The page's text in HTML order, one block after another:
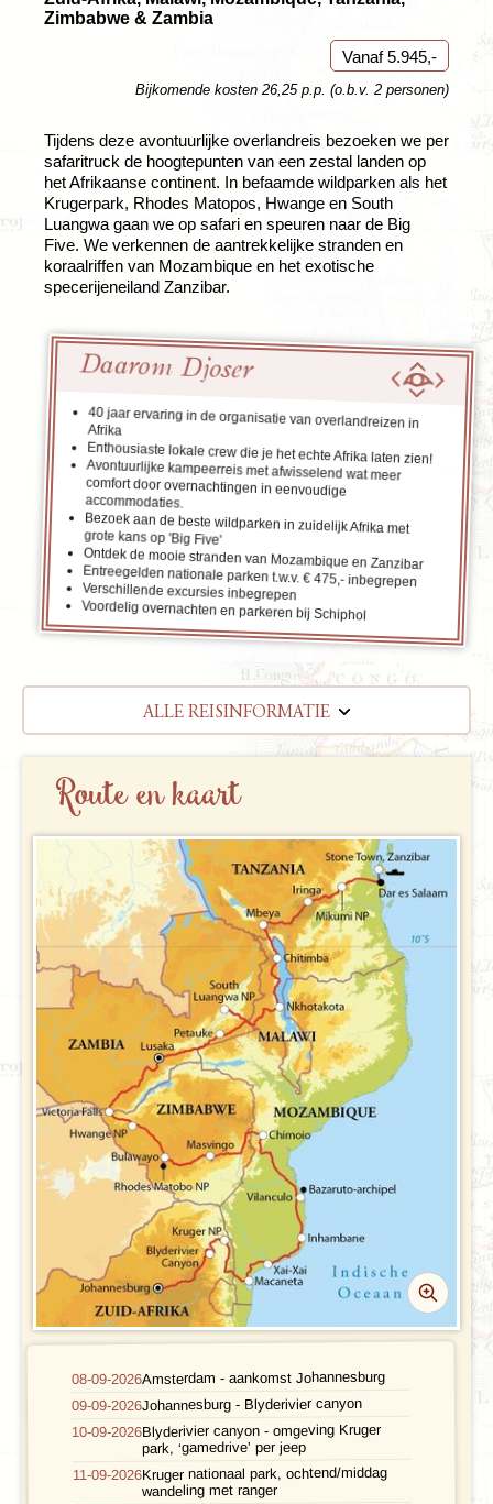
Zimbabwe & Zambia
Vanaf 5.945,-
Bijkomende kosten 26,25 p.p. (o.b.v. 2 personen)
Tijdens deze avontuurlijke overlandreis bezoeken we per
safaritruck de hoogtepunten van een zestal landen op
het Afrikaanse continent. In befaamde wildparken als het
Krugerpark, Rhodes Matopos, Hwange en South
Luangwa gaan we op safari en speuren naar de Big
Five. We verkennen de aantrekkelijke stranden en
koraalriffen van Mozambique en het exotische
specerijeneiland Zanzibar.
Daarom Djoser
40 jaar ervaring in de organisatie van overlandreizen in
Afrika
Enthousiaste lokale crew die je het echte Afrika laten zien!
Avontuurlijke kampeerreis met afwisselend wat meer
comfort door overnachtingen in eenvoudige
accommodaties.
Bezoek aan de beste wildparken in zuidelijk Afrika met
grote kans op 'Big Five'
Ontdek de mooie stranden van Mozambique en Zanzibar
Entreegelden nationale parken t.w.v. € 475,- inbegrepen
Verschillende excursies inbegrepen
Voordelig overnachten en parkeren bij Schiphol
ALLE REISINFORMATIE
REISBESCHRIJVING
VERTREKDATA/PRIJS
REVIEWS
PRAKTISCHE INFORMATIE
Accommodatie
Vliegreis
Vervoer
Bij de reis inbegrepen
Excursies
Reisdocumenten
Geldzaken
Maaltijden
Gezondheid
Hotelverlenging
Klimaat en geografie
Reisbegeleiding en gidsen
FAQ
FOTO'S EN VIDEO
REIS BOEKEN
Route en kaart
08-09-2026Amsterdam - aankomst Johannesburg
09-09-2026Johannesburg - Blyderivier canyon
10-09-2026Blyderivier canyon - omgeving Kruger
park, ‘gamedrive’ per jeep
11-09-2026Kruger nationaal park, ochtend/middag
wandeling met ranger